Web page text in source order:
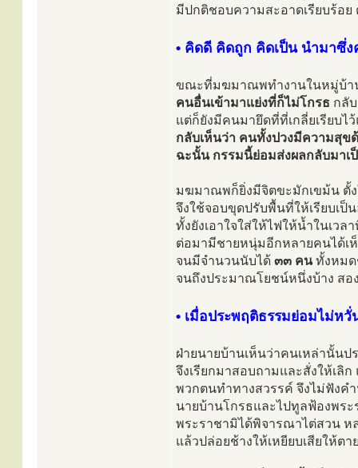
มีปกติชอบความสะอาดเรียบร้อ
• คิดดี คิดถูก คิดเป็น นำมาซึ่
ขณะที่มฆมาณพทำงานในหมู่บ้าน
คนอื่นเข้ามาแย่งที่ก็ไม่โกรธ กลั
แต่ก็ยังมีคนมายึดที่ที่เกลี่ยเรียบ
กลับเห็นว่า คนทั้งปวงมีความสุข
ฉะนั้น กรรมนี้ย่อมส่งผลกลับมา
มฆมาณพก็ยิ่งมีจิตขะมักเขม้น ตั้
จึงใช้จอบขุดปรับพื้นที่ให้เรียบเป็
ทั้งยังเอาใจใส่ให้ไฟให้น้ำในเว
ต่อมามีชายหนุ่มอีกหลายคนได้เ
จนมีจำนวนนับได้ ๓๓ คนทั้งหมด
จนถึงประมาณโยชน์หนึ่งบ้าง สอ
• เมื่อประพฤติธรรมย่อมไม่หวั่
ฝ่ายนายบ้านเห็นว่าคนเหล่านั้น
จึงเรียกมาสอบถามและสั่งให้เ
พวกตนทำทางสวรรค์ จึงไม่ฟังค
นายบ้านโกรธและไปทูลฟ้องพร
พระราชามิได้พิจารณาไต่สวน
แล้วปล่อยช้างให้เหยียบเสียให้ต